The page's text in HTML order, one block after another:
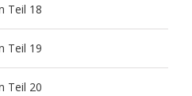
Teil 18
Teil 19
Teil 20